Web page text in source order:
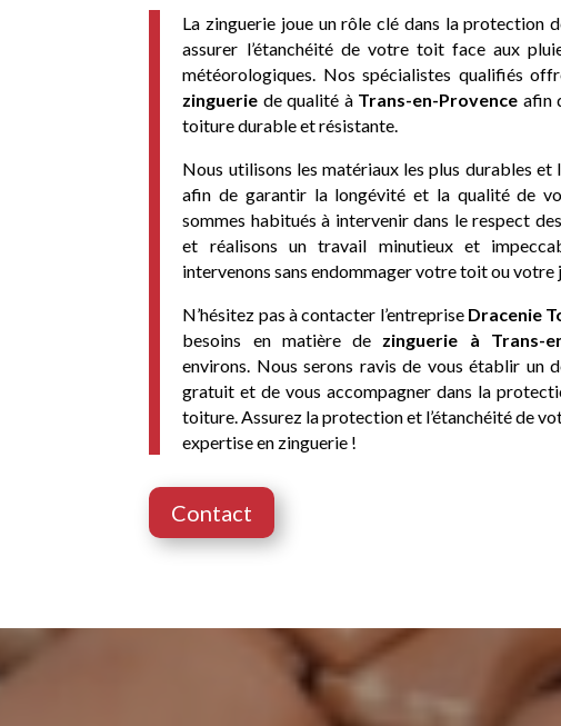
La zinguerie joue un rôle clé dans la protection
assurer l’étanchéité de votre toit face aux
météorologiques. Nos spécialistes qualifiés
zinguerie de qualité à Trans-en-Provence afin
toiture durable et résistante.
Nous utilisons les matériaux les plus durables et
afin de garantir la longévité et la qualité de
sommes habitués à intervenir dans le respect
et réalisons un travail minutieux et
intervenons sans endommager votre toit ou votre
N’hésitez pas à contacter l’entreprise Dracenie
besoins en matière de zinguerie à Trans-
environs. Nous serons ravis de vous établir un
gratuit et de vous accompagner dans la
toiture. Assurez la protection et l’étanchéité de
expertise en zinguerie !
Contact